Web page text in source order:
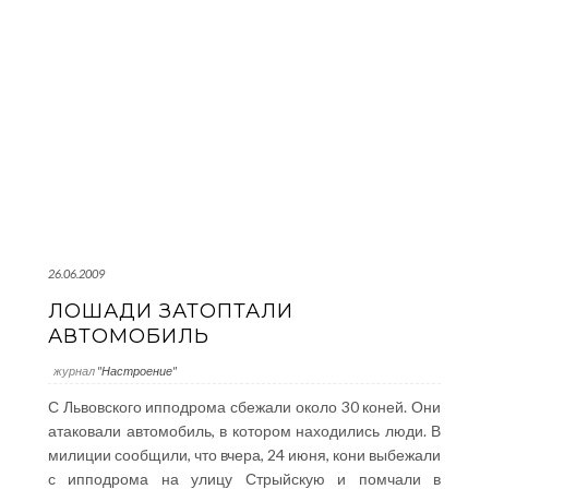
26.06.2009
ЛОШАДИ ЗАТОПТАЛИ
АВТОМОБИЛЬ
журнал "Настроение"
С Львовского ипподрома сбежали около 30 коней. Они
атаковали автомобиль, в котором находились люди. В
милиции сообщили, что вчера, 24 июня, кони выбежали
с ипподрома на улицу Стрыйскую и помчали в